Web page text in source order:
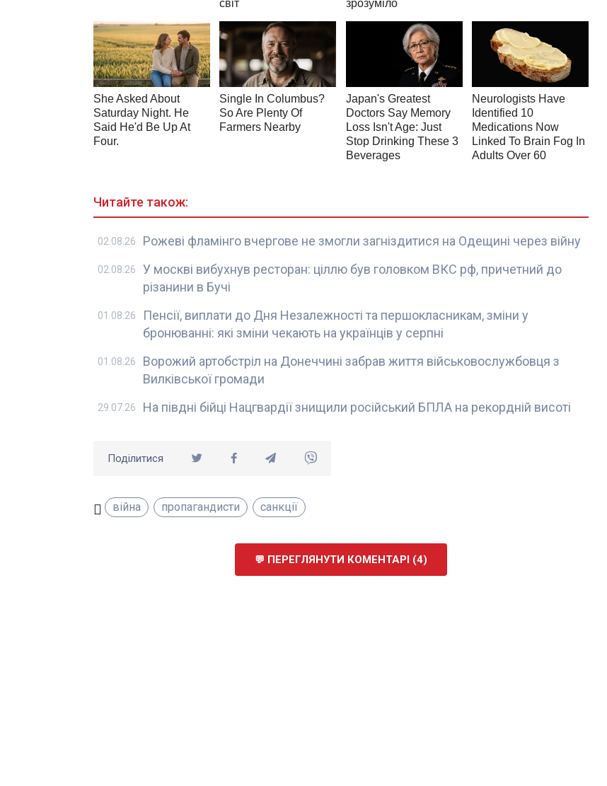
Читайте також:
Рожеві фламінго вчергове не змогли загніздитися на Одещині через війну
02.08.26
У москві вибухнув ресторан: ціллю був головком ВКС рф, причетний до
різанини в Бучі
02.08.26
Пенсії, виплати до Дня Незалежності та першокласникам, зміни у
бронюванні: які зміни чекають на українців у серпні
01.08.26
Ворожий артобстріл на Донеччині забрав життя військовослужбовця з
Вилківської громади
01.08.26
На півдні бійці Нацгвардії знищили російський БПЛА на рекордній висоті
29.07.26
Поділитися
війна пропагандисти санкції
ПЕРЕГЛЯНУТИ КОМЕНТАРІ (4)